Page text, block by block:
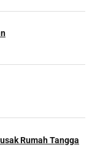
Rumah Tangga